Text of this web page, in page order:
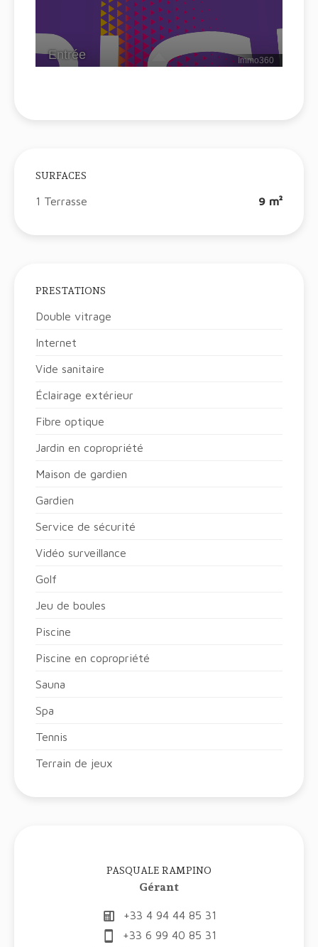
SURFACES
1 Terrasse 9 m²
PRESTATIONS
Double vitrage
Internet
Vide sanitaire
Éclairage extérieur
Fibre optique
Jardin en copropriété
Maison de gardien
Gardien
Service de sécurité
Vidéo surveillance
Golf
Jeu de boules
Piscine
Piscine en copropriété
Sauna
Spa
Tennis
Terrain de jeux
PASQUALE RAMPINO
Gérant
+33 4 94 44 85 31
+33 6 99 40 85 31